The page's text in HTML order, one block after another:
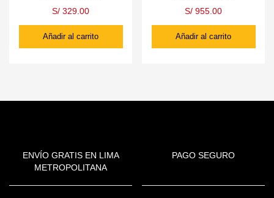
S/ 329.00
Añadir al carrito
S/ 955.00
Añadir al carrito
ENVÍO GRATIS EN LIMA
METROPOLITANA
PAGO SEGURO